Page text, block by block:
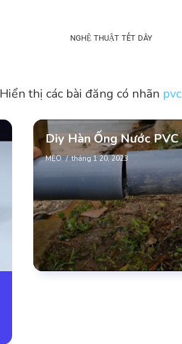
NGHỆ THUẬT TẾT DÂY
Hiển thị các bài đăng có nhãn pvc
Diy Hàn Ống Nước PVC
MẸO tháng 1 20, 2023